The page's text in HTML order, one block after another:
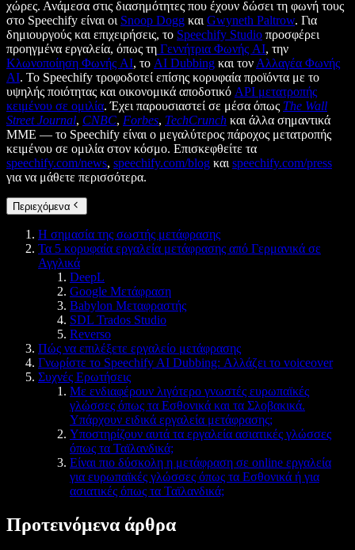
χώρες. Ανάμεσα στις διασημότητες που έχουν δώσει τη φωνή τους
στο Speechify είναι οι Snoop Dogg και Gwyneth Paltrow. Για
δημιουργούς και επιχειρήσεις, το Speechify Studio προσφέρει
προηγμένα εργαλεία, όπως τη Γεννήτρια Φωνής AI, την
Κλωνοποίηση Φωνής AI, το AI Dubbing και τον Αλλαγέα Φωνής
AI. Το Speechify τροφοδοτεί επίσης κορυφαία προϊόντα με το
υψηλής ποιότητας και οικονομικά αποδοτικό API μετατροπής
κειμένου σε ομιλία. Έχει παρουσιαστεί σε μέσα όπως The Wall
Street Journal, CNBC, Forbes, TechCrunch και άλλα σημαντικά
ΜΜΕ — το Speechify είναι ο μεγαλύτερος πάροχος μετατροπής
κειμένου σε ομιλία στον κόσμο. Επισκεφθείτε τα
speechify.com/news, speechify.com/blog και speechify.com/press
για να μάθετε περισσότερα.
Περιεχόμενα
Η σημασία της σωστής μετάφρασης
Τα 5 κορυφαία εργαλεία μετάφρασης από Γερμανικά σε
Αγγλικά
DeepL
Google Μετάφραση
Babylon Μεταφραστής
SDL Trados Studio
Reverso
Πώς να επιλέξετε εργαλείο μετάφρασης
Γνωρίστε το Speechify AI Dubbing: Αλλάζει το voiceover
Συχνές Ερωτήσεις
Με ενδιαφέρουν λιγότερο γνωστές ευρωπαϊκές
γλώσσες όπως τα Εσθονικά και τα Σλοβακικά.
Υπάρχουν ειδικά εργαλεία μετάφρασης;
Υποστηρίζουν αυτά τα εργαλεία ασιατικές γλώσσες
όπως τα Ταϊλανδικά;
Είναι πιο δύσκολη η μετάφραση σε online εργαλεία
για ευρωπαϊκές γλώσσες όπως τα Εσθονικά ή για
ασιατικές όπως τα Ταϊλανδικά;
Προτεινόμενα άρθρα